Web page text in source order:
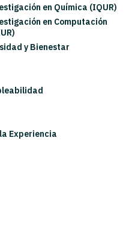
en Química (IQUR)
en Computación
y Bienestar
Experiencia